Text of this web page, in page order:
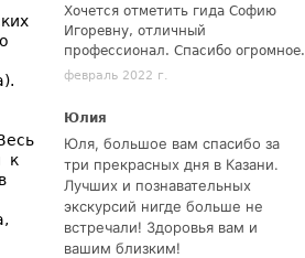
к
Хочется отметить гида Софию
Игоревну, отличный
профессионал. Спасибо огромное.
февраль 2022 г.
Юлия
Юля, большое вам спасибо за
три прекрасных дня в Казани.
Лучших и познавательных
экскурсий нигде больше не
встречали! Здоровья вам и
вашим близким!